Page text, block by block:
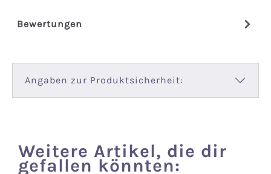
Bewertungen
Angaben zur Produktsicherheit:
Produktgalerie überspringen
Weitere Artikel, die dir
gefallen könnten: